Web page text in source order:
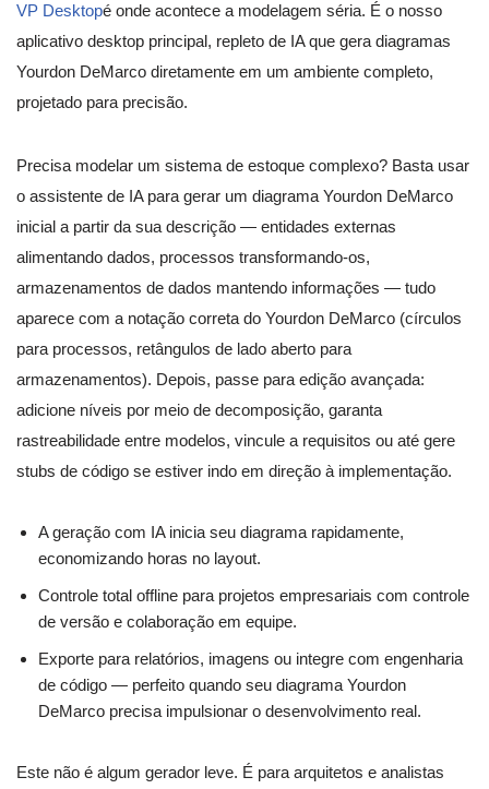
VP Desktopé onde acontece a modelagem séria. É o nosso
aplicativo desktop principal, repleto de IA que gera diagramas
Yourdon DeMarco diretamente em um ambiente completo,
projetado para precisão.
Precisa modelar um sistema de estoque complexo? Basta usar
o assistente de IA para gerar um diagrama Yourdon DeMarco
inicial a partir da sua descrição — entidades externas
alimentando dados, processos transformando-os,
armazenamentos de dados mantendo informações — tudo
aparece com a notação correta do Yourdon DeMarco (círculos
para processos, retângulos de lado aberto para
armazenamentos). Depois, passe para edição avançada:
adicione níveis por meio de decomposição, garanta
rastreabilidade entre modelos, vincule a requisitos ou até gere
stubs de código se estiver indo em direção à implementação.
A geração com IA inicia seu diagrama rapidamente,
economizando horas no layout.
Controle total offline para projetos empresariais com controle
de versão e colaboração em equipe.
Exporte para relatórios, imagens ou integre com engenharia
de código — perfeito quando seu diagrama Yourdon
DeMarco precisa impulsionar o desenvolvimento real.
Este não é algum gerador leve. É para arquitetos e analistas